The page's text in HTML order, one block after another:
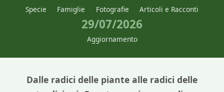
Specie Famiglie Fotografie Articoli e Racconti
29/07/2026
Aggiornamento
Dalle radici delle piante alle radici delle